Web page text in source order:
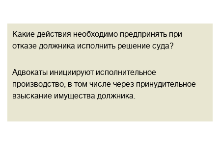
Какие действия необходимо предпринять при
отказе должника исполнить решение суда?
Адвокаты инициируют исполнительное
производство, в том числе через принудительное
взыскание имущества должника.